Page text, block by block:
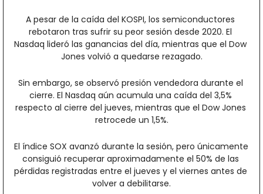
A pesar de la caída del KOSPI, los semiconductores
rebotaron tras sufrir su peor sesión desde 2020. El
Nasdaq lideró las ganancias del día, mientras que el Dow
Jones volvió a quedarse rezagado.
Sin embargo, se observó presión vendedora durante el
cierre. El Nasdaq aún acumula una caída del 3,5%
respecto al cierre del jueves, mientras que el Dow Jones
retrocede un 1,5%.
El índice SOX avanzó durante la sesión, pero únicamente
consiguió recuperar aproximadamente el 50% de las
pérdidas registradas entre el jueves y el viernes antes de
volver a debilitarse.